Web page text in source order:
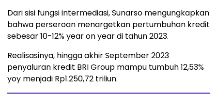
Dari sisi fungsi intermediasi, Sunarso mengungkapkan
bahwa perseroan menargetkan pertumbuhan kredit
sebesar 10-12% year on year di tahun 2023.
Realisasinya, hingga akhir September 2023
penyaluran kredit BRI Group mampu tumbuh 12,53%
yoy menjadi Rp1.250,72 triliun.